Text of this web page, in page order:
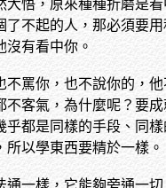
悟，原來種種折磨是
不起的人，那必須要
有看中你。
罵你，也不說你的，
客氣，為什麼呢？要
都是同樣的手段、同
以學東西要精於一樣。
一樣，它能夠旁通一